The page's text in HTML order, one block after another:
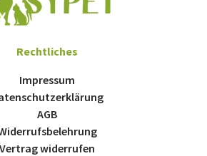
Rechtliches
Impressum
AGB
Vertrag widerrufen